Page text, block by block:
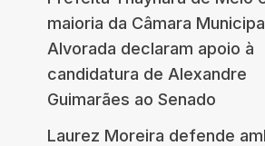
maioria da Câmara
Alvorada declaram apoio à
candidatura de Alexandre
Guimarães ao Senado
Laurez Moreira defende